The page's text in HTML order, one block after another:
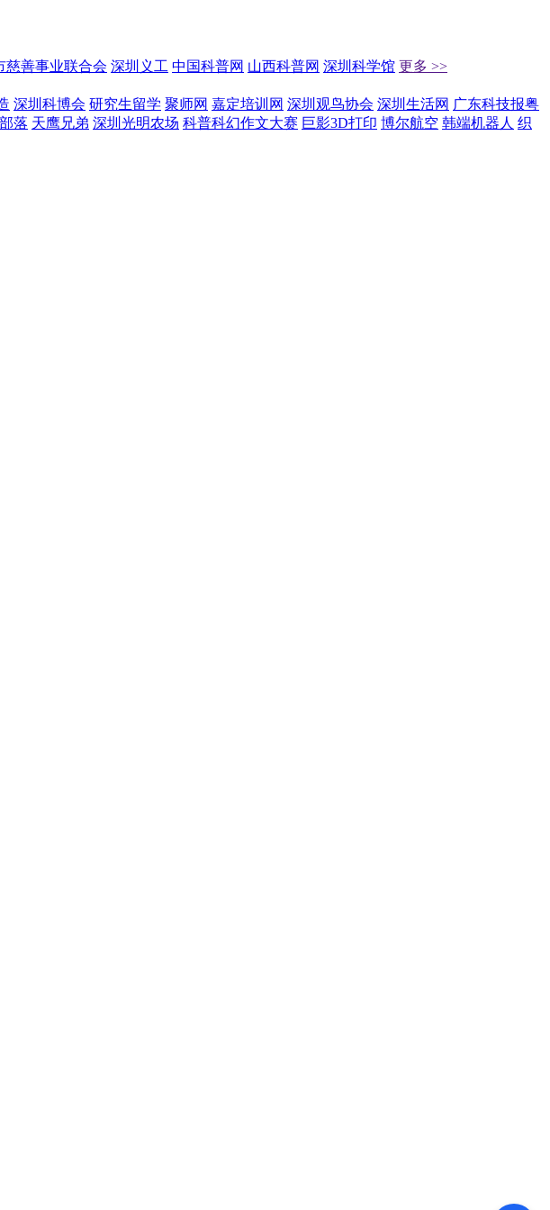
慈善事业联合会 深圳义工 中国科普网 山西科普网 深圳科学馆 更多 >>
深圳科博会 研究生留学 聚师网 嘉定培训网 深圳观鸟协会 深圳生活网 广东科技报粤
落 天鹰兄弟 深圳光明农场 科普科幻作文大赛 巨影3D打印 博尔航空 韩端机器人 织